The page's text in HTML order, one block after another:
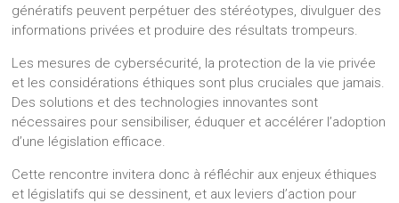
génératifs peuvent perpétuer des stéréotypes, divulguer des
informations privées et produire des résultats trompeurs.
Les mesures de cybersécurité, la protection de la vie privée
et les considérations éthiques sont plus cruciales que jamais.
Des solutions et des technologies innovantes sont
nécessaires pour sensibiliser, éduquer et accélérer l’adoption
d’une législation efficace.
Cette rencontre invitera donc à réfléchir aux enjeux éthiques
et législatifs qui se dessinent, et aux leviers d’action pour